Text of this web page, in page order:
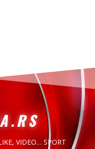
VIDEO… SPORT